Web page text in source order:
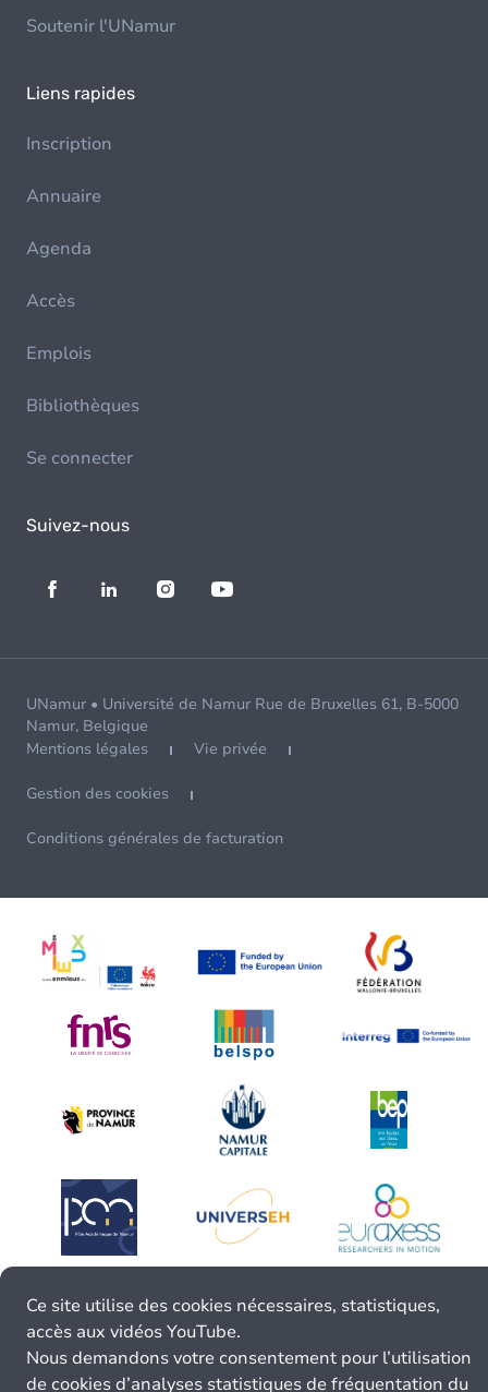
Soutenir l'UNamur
Liens rapides
Inscription
Annuaire
Agenda
Accès
Emplois
Bibliothèques
Se connecter
Suivez-nous
UNamur • Université de Namur Rue de Bruxelles 61, B-5000
Namur, Belgique
Mentions légales
Vie privée
Gestion des cookies
Conditions générales de facturation
Ce site utilise des cookies nécessaires, statistiques,
accès aux vidéos YouTube.
Nous demandons votre consentement pour l’utilisation
de cookies d’analyses statistiques de fréquentation du